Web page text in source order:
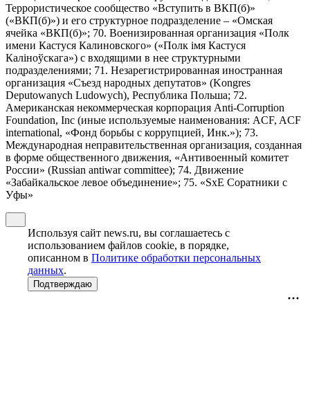
Террористическое сообщество «Вступить в ВКП(б)»
(«ВКП(б)») и его структурное подразделение – «Омская
ячейка «ВКП(б)»; 70. Военизированная организация «Полк
имени Кастуся Калиновского» («Полк iмя Кастуся
Калiноўскага») с входящими в нее структурными
подразделениями; 71. Незарегистрированная иностранная
организация «Съезд народных депутатов» (Kongres
Deputowanych Ludowych), Республика Польша; 72.
Американская некоммерческая корпорация Anti-Corruption
Foundation, Inc (иные используемые наименования: ACF, ACF
international, «Фонд борьбы с коррупцией, Инк.»); 73.
Международная неправительственная организация, созданная
в форме общественного движения, «Антивоенный комитет
России» (Russian antiwar committee); 74. Движение
«Забайкальское левое объединение»; 75. «SxE Соратники с
Уфы»
Используя сайт news.ru, вы соглашаетесь с
использованием файлов cookie, в порядке,
описанном в Политике обработки персональных
данных.
Подтверждаю